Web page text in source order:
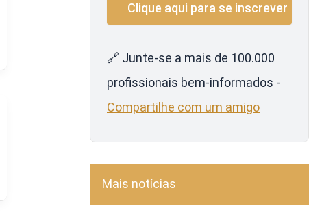
🔗 Junte-se a mais de 100.000
profissionais bem-informados -
Compartilhe com um amigo
Mais notícias